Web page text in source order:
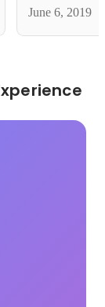
June 6, 2019